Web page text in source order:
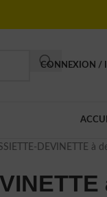
CONNEXION /
DEVINETTE à